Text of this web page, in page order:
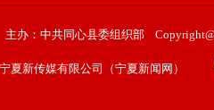
主办：中共同心县委组织部
宁夏新传媒有限公司（宁夏新闻网）